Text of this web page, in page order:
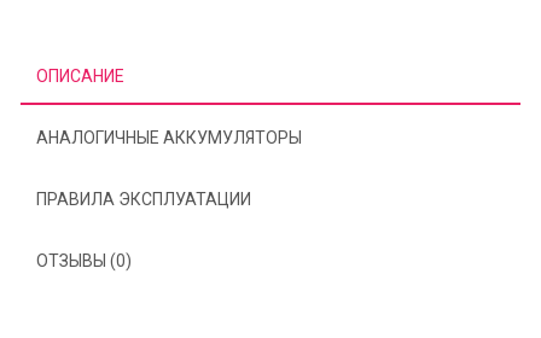
ОПИСАНИЕ
АНАЛОГИЧНЫЕ АККУМУЛЯТОРЫ
ПРАВИЛА ЭКСПЛУАТАЦИИ
ОТЗЫВЫ (0)